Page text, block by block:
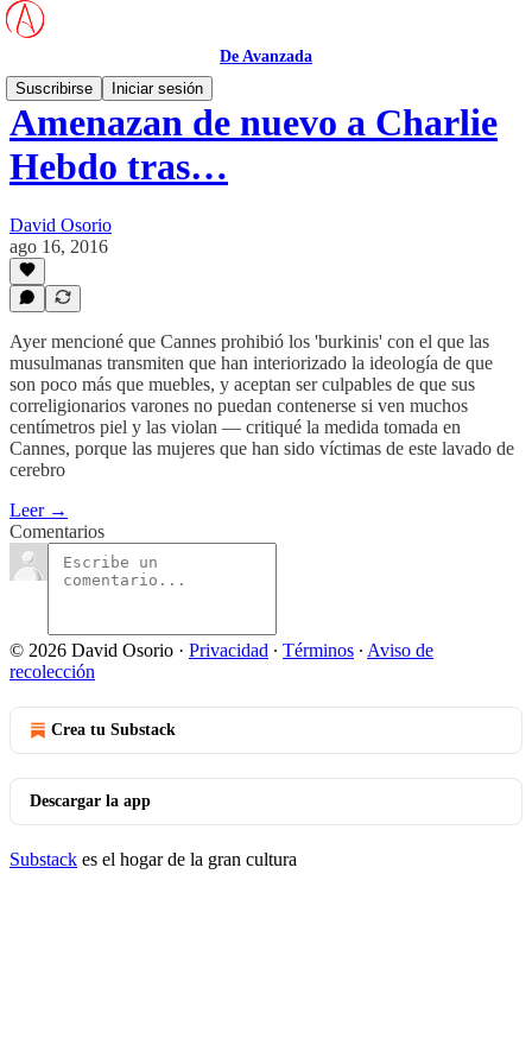
De Avanzada
Suscribirse
Iniciar sesión
Amenazan de nuevo a Charlie
Hebdo tras…
David Osorio
ago 16, 2016
Ayer mencioné que Cannes prohibió los 'burkinis' con el que las
musulmanas transmiten que han interiorizado la ideología de que
son poco más que muebles, y aceptan ser culpables de que sus
correligionarios varones no puedan contenerse si ven muchos
centímetros piel y las violan — critiqué la medida tomada en
Cannes, porque las mujeres que han sido víctimas de este lavado de
cerebro
Leer →
Comentarios
© 2026 David Osorio · Privacidad ∙ Términos ∙ Aviso de
recolección
Crea tu Substack
Descargar la app
Substack es el hogar de la gran cultura